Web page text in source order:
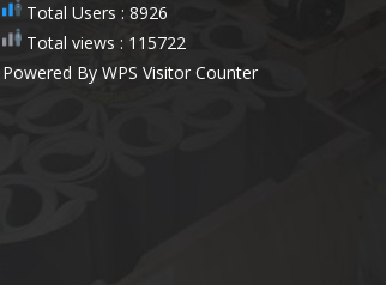
Total Users : 8926
Total views : 115722
Powered By WPS Visitor Counter